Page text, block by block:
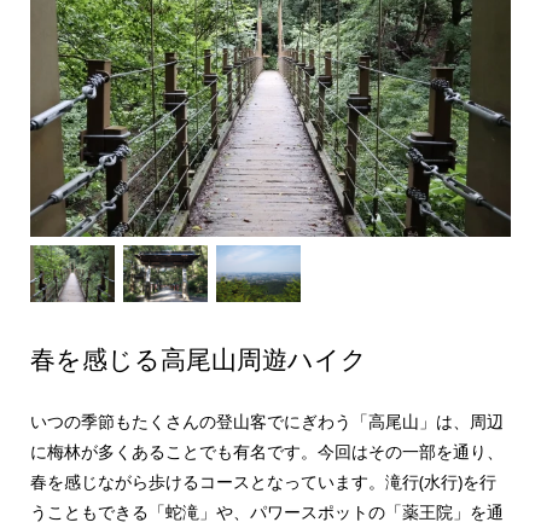
春を感じる高尾山周遊ハイク
いつの季節もたくさんの登山客でにぎわう「高尾山」は、周辺
に梅林が多くあることでも有名です。今回はその一部を通り、
春を感じながら歩けるコースとなっています。滝行(水行)を行
うこともできる「蛇滝」や、パワースポットの「薬王院」を通